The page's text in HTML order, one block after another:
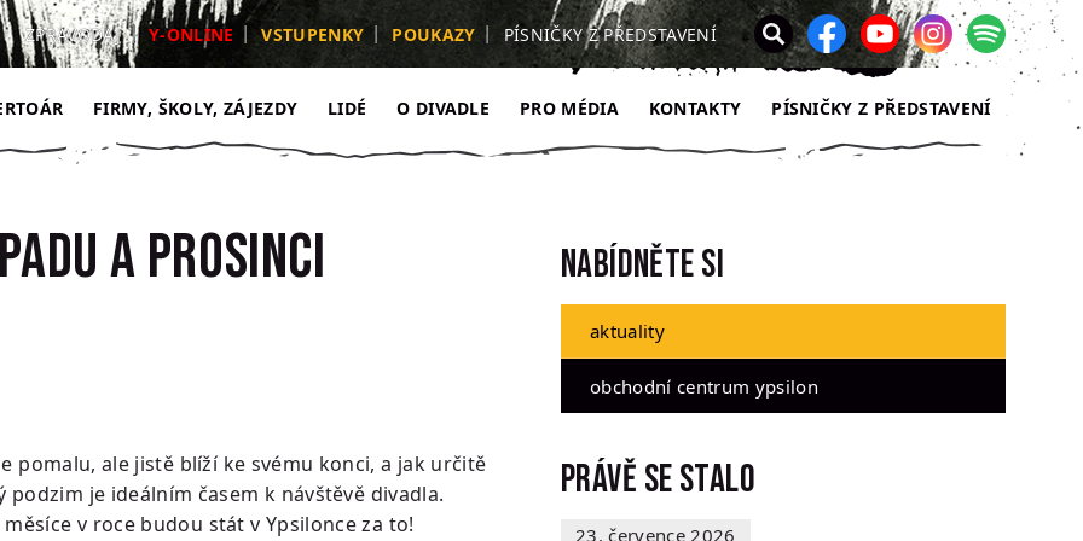
FIRMY, ŠKOLY, ZÁJEZDY LIDÉ O DIVADLE PRO MÉDIA KONTAKTY PÍSNIČKY Z PŘEDSTAVENÍ
ZPRAVODAJ Y-ONLINE VSTUPENKY POUKAZY PÍSNIČKY Z PŘEDSTAVENÍ
A PROSINCI
pomalu, ale jistě blíží ke svému konci, a jak určitě
podzim je ideálním časem k návštěvě divadla.
v roce budou stát v Ypsilonce za to!
Nabídněte si
aktuality
obchodní centrum ypsilon
Právě se stalo
23. července 2026